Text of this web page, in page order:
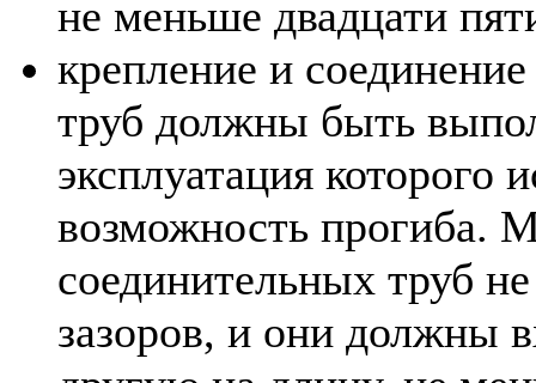
не меньше двадцати
крепление и
труб должны быть
эксплуатация которого
возможность прогиба.
соединительных труб
зазоров, и они должны